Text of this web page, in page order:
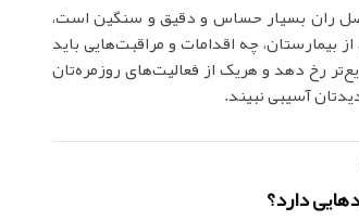
ران بسیار حساس و دقیق و سنگین است،
بیمارستان، چه اقدامات و مراقبت‌هایی باید
رخ دهد و هریک از فعالیت‌های روزمره‌تان
آسیبی نبیند.
دارد؟